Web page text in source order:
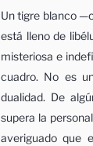
Un tigre blanco
está lleno de
misteriosa e
cuadro. No es
dualidad. De
supera la
averiguado que